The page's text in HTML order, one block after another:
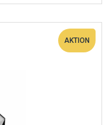
AKTION